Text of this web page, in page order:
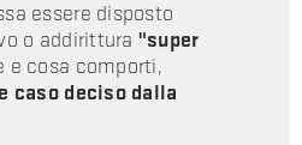
essere disposto
o addirittura "super
e cosa comporti,
caso deciso dalla